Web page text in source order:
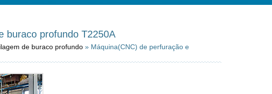
buraco profundo T2250A
de buraco profundo» Máquina(CNC) de perfuração e